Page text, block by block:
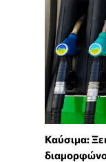
Καύσιμα: